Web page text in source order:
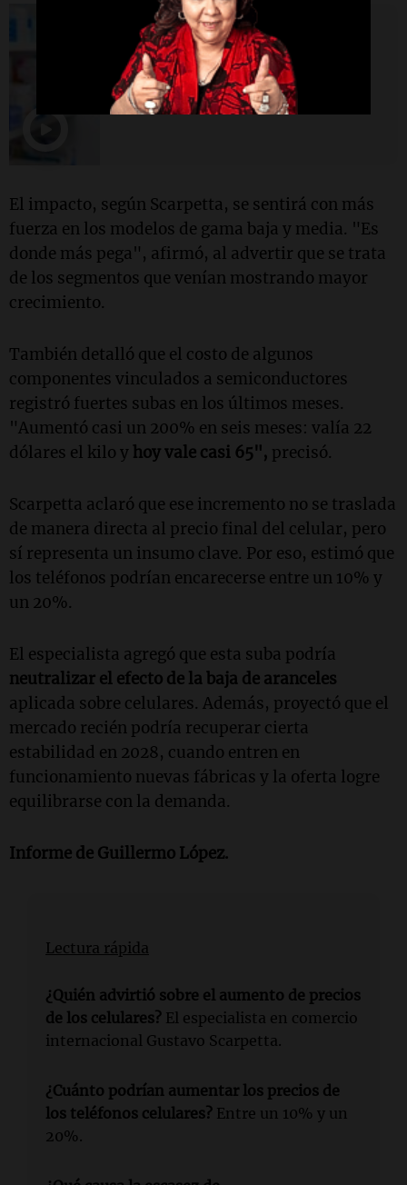
Una mañana para todos
Farmacéuticos piden
precisiones sobre el nuevo
sistema digital de
medicamentos
El impacto, según Scarpetta, se sentirá con más
fuerza en los modelos de gama baja y media. "Es
donde más pega", afirmó, al advertir que se trata
de los segmentos que venían mostrando mayor
crecimiento.
También detalló que el costo de algunos
componentes vinculados a semiconductores
registró fuertes subas en los últimos meses.
"Aumentó casi un 200% en seis meses: valía 22
dólares el kilo y hoy vale casi 65", precisó.
Scarpetta aclaró que ese incremento no se traslada
de manera directa al precio final del celular, pero
sí representa un insumo clave. Por eso, estimó que
los teléfonos podrían encarecerse entre un 10% y
un 20%.
El especialista agregó que esta suba podría
neutralizar el efecto de la baja de aranceles
aplicada sobre celulares. Además, proyectó que el
mercado recién podría recuperar cierta
estabilidad en 2028, cuando entren en
funcionamiento nuevas fábricas y la oferta logre
equilibrarse con la demanda.
Informe de Guillermo López.
Lectura rápida
¿Quién advirtió sobre el aumento de precios
de los celulares? El especialista en comercio
internacional Gustavo Scarpetta.
¿Cuánto podrían aumentar los precios de
los teléfonos celulares? Entre un 10% y un
20%.